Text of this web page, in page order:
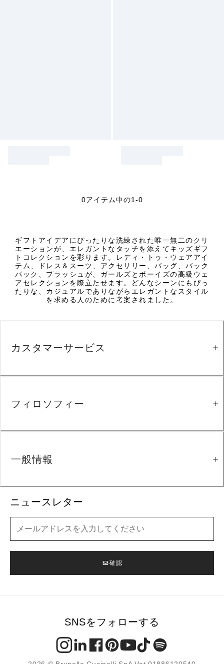
0アイテム中の1-0
ギフトアイデアにぴったりな洗練された唯一無二のクリ
エーションが、エレガントなタッチを添えてキッズギフ
トコレクションを彩ります。レディ・トゥ・ウェアアイ
テム、ドレス＆スーツ、アクセサリー、バッグ、バック
パック、プラッシュが、ガールズとボーイズの高級ウェ
アセレクションを際立たせます。どんなシーンにもぴっ
たりな、カジュアルでありながらエレガントなスタイル
を求める人のために考案されました。
ニュースレター
確認
カスタマーサービス
フィロソフィー
一般情報
SNSをフォローする